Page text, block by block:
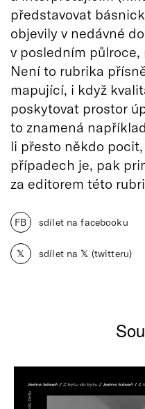
představovat
objevily v nedávné
v posledním
Není to rubrika
mapující, i když
poskytovat prostor
to znamená
li přesto někdo
případech je, pak
za editorem této
FB sdílet na facebooku
𝕏 sdílet na 𝕏 (twitteru)